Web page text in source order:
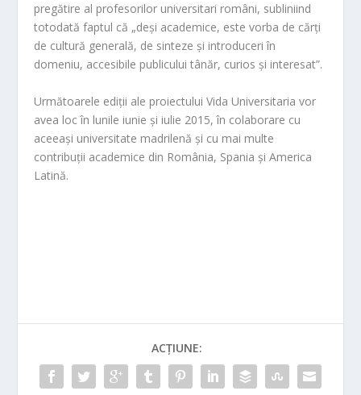
pregătire al profesorilor universitari români, subliniind
totodată faptul că „deși academice, este vorba de cărți
de cultură generală, de sinteze și introduceri în
domeniu, accesibile publicului tânăr, curios și interesat”.
Următoarele ediții ale proiectuluiVida Universitaria vor
avea loc în lunile iunie și iulie 2015, în colaborare cu
aceeași universitate madrilenă și cu mai multe
contribuții academice din România, Spania și America
Latină.
ACȚIUNE: